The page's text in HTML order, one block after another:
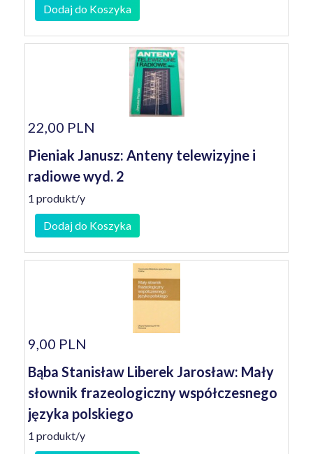
Dodaj do Koszyka
22,00 PLN
Pieniak Janusz: Anteny telewizyjne i
radiowe wyd. 2
1 produkt/y
Dodaj do Koszyka
9,00 PLN
Bąba Stanisław Liberek Jarosław: Mały
słownik frazeologiczny współczesnego
języka polskiego
1 produkt/y